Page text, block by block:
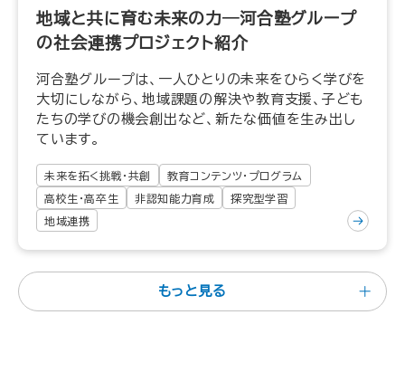
地域と共に育む未来の力―河合塾グループ
の社会連携プロジェクト紹介
河合塾グループは、一人ひとりの未来をひらく学びを
大切にしながら、地域課題の解決や教育支援、子ども
たちの学びの機会創出など、新たな価値を生み出し
ています。
未来を拓く挑戦・共創 教育コンテンツ・プログラム
高校生・高卒生 非認知能力育成 探究型学習
地域連携
もっと見る